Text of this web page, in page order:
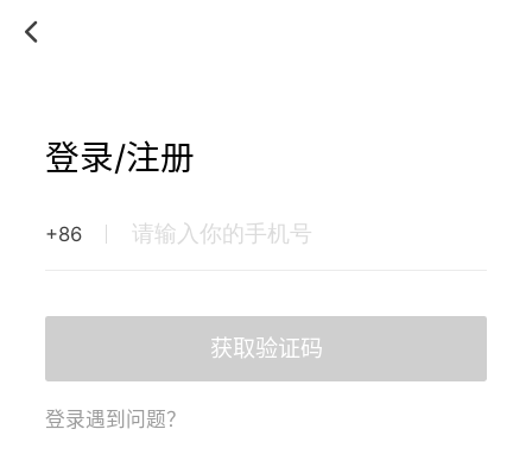
登录/注册
+86
获取验证码
登录遇到问题？